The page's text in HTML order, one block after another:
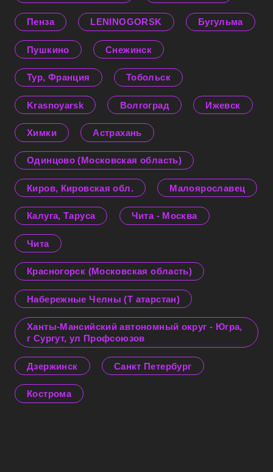
Пенза LENINOGORSK Бугульма
Пушкино Снежинск
Тур, Франция Тобольск
Krasnoyarsk Волгоград Ижевск
Химки Астрахань
Одинцово (Московская область)
Киров, Кировская обл. Малоярославец
Калуга, Таруса Чита - Москва
Чита
Красногорск (Московская область)
Набережные Челны (Т атарстан)
Ханты-Мансийский автономный округ - Югра,
г Сургут, ул Профсоюзов
Дзержинск Санкт Петербург
Кострома